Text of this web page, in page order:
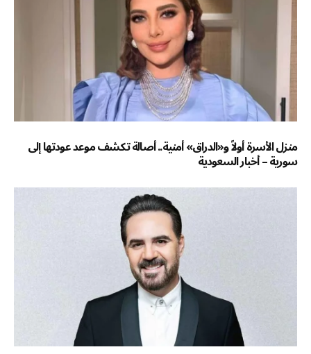
منزل الأسرة أولاً و«الدراق» أمنية.. أصالة تكشف موعد عودتها إلى
سورية – أخبار السعودية